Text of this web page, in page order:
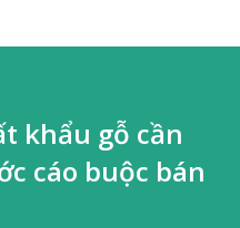
khẩu gỗ cần
cáo buộc bán